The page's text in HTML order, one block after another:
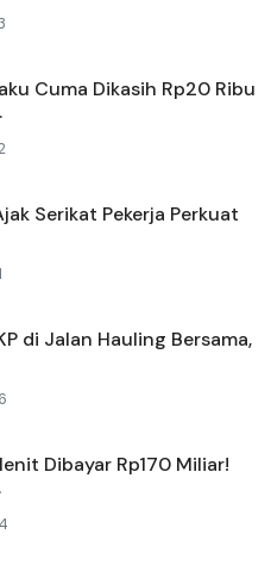
Cuma Dikasih Rp20 Ribu
Serikat Pekerja Perkuat
di Jalan Hauling Bersama,
Dibayar Rp170 Miliar!